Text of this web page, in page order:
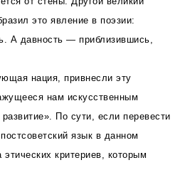
это явление в поэзии:
А давность — приблизившись,
нация, привнесли эту
нам искусственным
По сути, если перевести
язык в данном
этических критериев, которым